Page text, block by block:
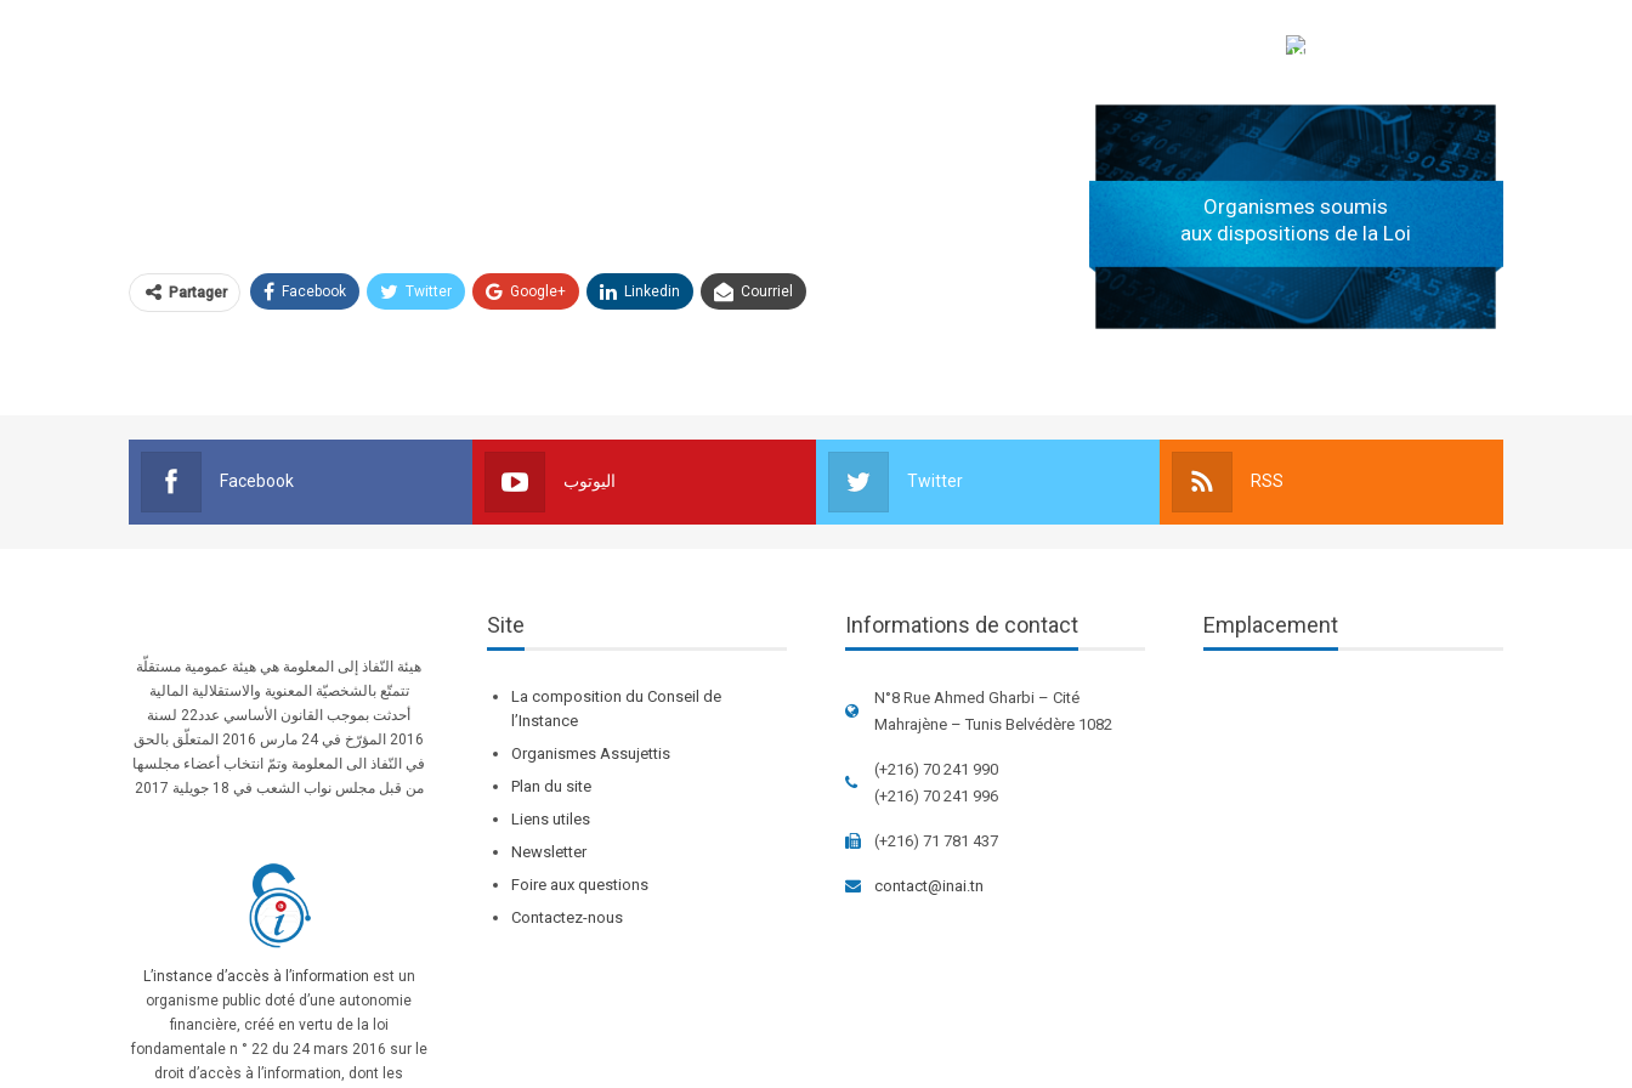
Partager Facebook Twitter Google+ Linkedin Courriel
الهياكل الخاضعة لقانون النفاذ إلى المعلومة
Organismes soumis
aux dispositions de la Loi
Facebook اليوتوب Twitter RSS
هيئة النّفاذ إلى المعلومة هي هيئة عمومية مستقلّة
تتمتّع بالشخصيّة المعنوية والاستقلالية المالية
أحدثت بموجب القانون الأساسي عدد22 لسنة
2016 المؤرّخ في 24 مارس 2016 المتعلّق بالحق
في النّفاذ الى المعلومة وتمّ انتخاب أعضاء مجلسها
من قبل مجلس نواب الشعب في 18 جويلية 2017
L’instance d’accès à l’information est un
organisme public doté d’une autonomie
financière, créé en vertu de la loi
fondamentale n ° 22 du 24 mars 2016 sur le
droit d’accès à l’information, dont les
Site
La composition du Conseil de
l’Instance
Organismes Assujettis
Plan du site
Liens utiles
Newsletter
Foire aux questions
Contactez-nous
Informations de contact
N°8 Rue Ahmed Gharbi – Cité
Mahrajène – Tunis Belvédère 1082
(+216) 70 241 990
(+216) 70 241 996
(+216) 71 781 437
contact@inai.tn
Emplacement